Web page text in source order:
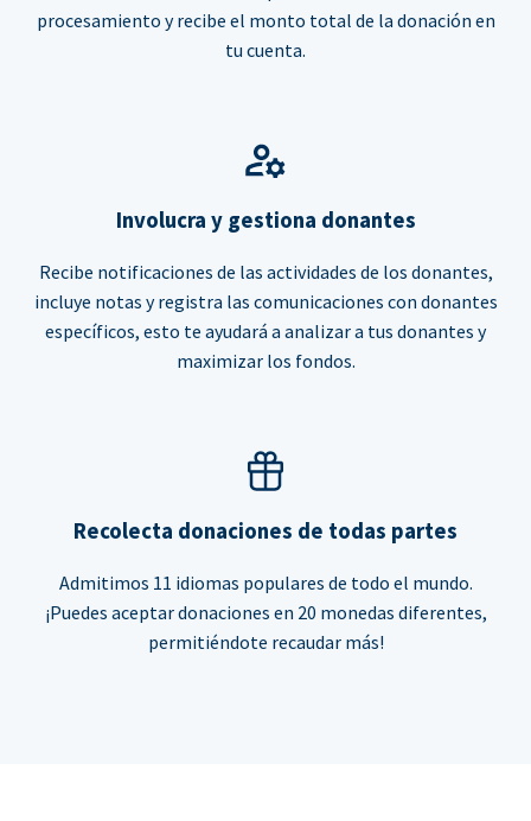
procesamiento y recibe el monto total de la donación en
tu cuenta.
Involucra y gestiona donantes
Recibe notificaciones de las actividades de los donantes,
incluye notas y registra las comunicaciones con donantes
específicos, esto te ayudará a analizar a tus donantes y
maximizar los fondos.
Recolecta donaciones de todas partes
Admitimos 11 idiomas populares de todo el mundo.
¡Puedes aceptar donaciones en 20 monedas diferentes,
permitiéndote recaudar más!